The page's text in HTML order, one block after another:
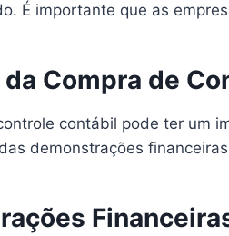
É importante que as
Compra de
contábil pode ter um
demonstrações